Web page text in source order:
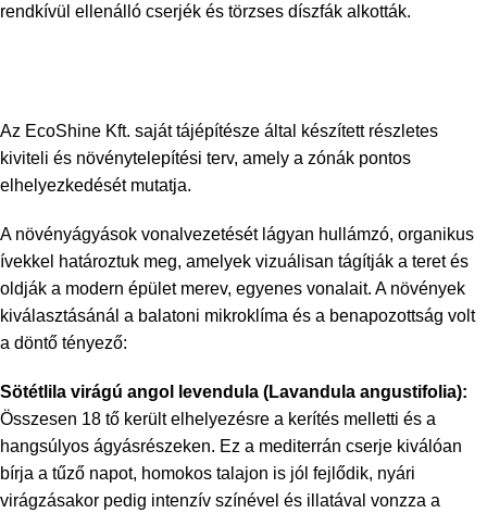
rendkívül ellenálló cserjék és törzses díszfák alkották.
Az EcoShine Kft. saját tájépítésze által készített részletes
kiviteli és növénytelepítési terv, amely a zónák pontos
elhelyezkedését mutatja.
A növényágyások vonalvezetését lágyan hullámzó, organikus
ívekkel határoztuk meg, amelyek vizuálisan tágítják a teret és
oldják a modern épület merev, egyenes vonalait. A növények
kiválasztásánál a balatoni mikroklíma és a benapozottság volt
a döntő tényező:
Sötétlila virágú angol levendula (Lavandula angustifolia):
Összesen 18 tő került elhelyezésre a kerítés melletti és a
hangsúlyos ágyásrészeken. Ez a mediterrán cserje kiválóan
bírja a tűző napot, homokos talajon is jól fejlődik, nyári
virágzásakor pedig intenzív színével és illatával vonzza a